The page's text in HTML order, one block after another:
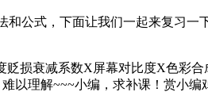
公式，下面让我们一起来复习一
损衰减系数X屏幕对比度X色彩
以理解~~~小编，求补课！赏小编